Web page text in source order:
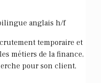
anglais h/f
temporaire et
métiers de la finance,
pour son client,